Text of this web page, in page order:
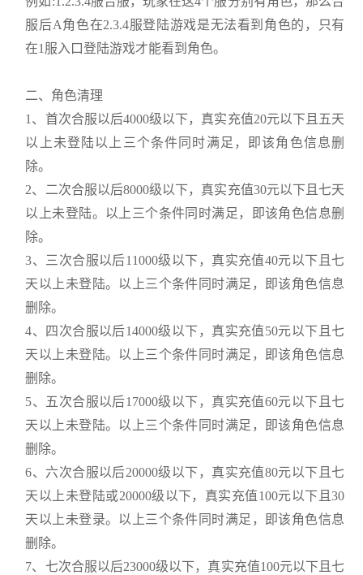
服后A角色在2.3.4服登陆游戏是无法看到角色的，只有
在1服入口登陆游戏才能看到角色。
二、角色清理
1、首次合服以后4000级以下，真实充值20元以下且五天
以上未登陆以上三个条件同时满足，即该角色信息删
除。
2、二次合服以后8000级以下，真实充值30元以下且七天
以上未登陆。以上三个条件同时满足，即该角色信息删
除。
3、三次合服以后11000级以下，真实充值40元以下且七
天以上未登陆。以上三个条件同时满足，即该角色信息
删除。
4、四次合服以后14000级以下，真实充值50元以下且七
天以上未登陆。以上三个条件同时满足，即该角色信息
删除。
5、五次合服以后17000级以下，真实充值60元以下且七
天以上未登陆。以上三个条件同时满足，即该角色信息
删除。
6、六次合服以后20000级以下，真实充值80元以下且七
天以上未登陆或20000级以下，真实充值100元以下且30
天以上未登录。以上三个条件同时满足，即该角色信息
删除。
7、七次合服以后23000级以下，真实充值100元以下且七